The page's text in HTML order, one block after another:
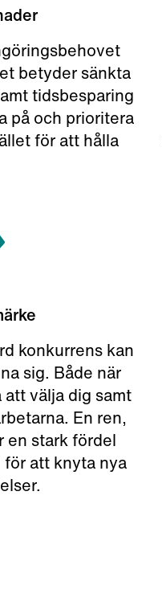
betyder sänkta
tidsbesparing
på och prioritera
för att hålla
konkurrens kan
sig. Både när
välja dig samt
En ren,
en stark fördel
att knyta nya